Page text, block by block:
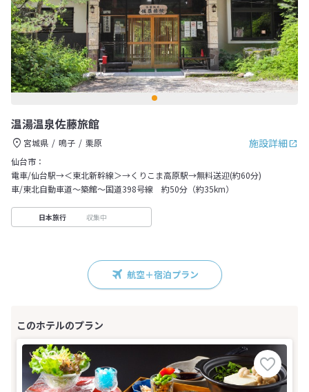
温湯温泉佐藤旅館
施設詳細
宮城県 鳴子
栗原
仙台市：
電車/仙台駅→＜東北新幹線＞→くりこま高原駅→無料送迎(約60分)
車/東北自動車道～築館～国道398号線 約50分（約35km）
日本旅行 収集中
航空＋宿泊プラン